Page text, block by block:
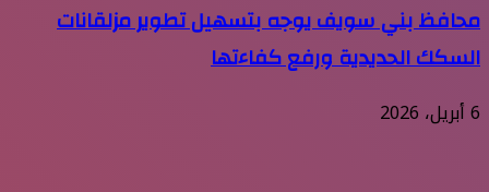
محافظ بني سويف يوجه بتسهيل تطوير مزلقانات
السكك الحديدية ورفع كفاءتها
6 أبريل، 2026